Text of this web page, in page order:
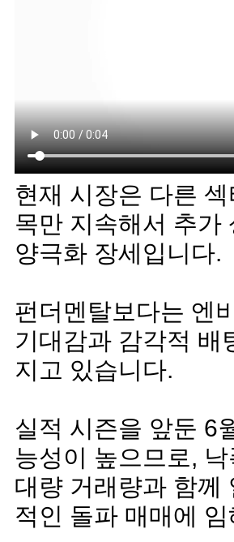
현재 시장은 다른
목만 지속해서 추가
양극화 장세입니다.
펀더멘탈보다는 엔
기대감과 감각적 배
지고 있습니다.
실적 시즌을 앞둔 6
능성이 높으므로,
대량 거래량과 함께
적인 돌파 매매에